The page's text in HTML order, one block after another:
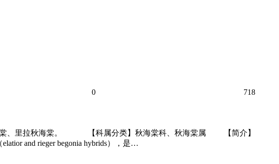
0 718
棠、里拉秋海棠。 【科属分类】秋海棠科、秋海棠属 【简介】
and rieger begonia hybrids），是…